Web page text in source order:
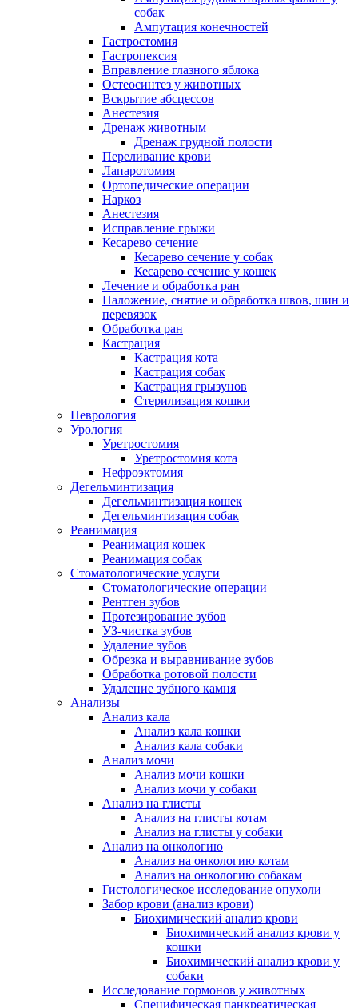
собак
Ампутация конечностей
Гастростомия
Гастропексия
Вправление глазного яблока
Остеосинтез у животных
Вскрытие абсцессов
Анестезия
Дренаж животным
Дренаж грудной полости
Переливание крови
Лапаротомия
Ортопедические операции
Наркоз
Анестезия
Исправление грыжи
Кесарево сечение
Кесарево сечение у собак
Кесарево сечение у кошек
Лечение и обработка ран
Наложение, снятие и обработка швов, шин и
перевязок
Обработка ран
Кастрация
Кастрация кота
Кастрация собак
Кастрация грызунов
Стерилизация кошки
Неврология
Урология
Уретростомия
Уретростомия кота
Нефроэктомия
Дегельминтизация
Дегельминтизация кошек
Дегельминтизация собак
Реанимация
Реанимация кошек
Реанимация собак
Стоматологические услуги
Стоматологические операции
Рентген зубов
Протезирование зубов
УЗ-чистка зубов
Удаление зубов
Обрезка и выравнивание зубов
Обработка ротовой полости
Удаление зубного камня
Анализы
Анализ кала
Анализ кала кошки
Анализ кала собаки
Анализ мочи
Анализ мочи кошки
Анализ мочи у собаки
Анализ на глисты
Анализ на глисты котам
Анализ на глисты у собаки
Анализ на онкологию
Анализ на онкологию котам
Анализ на онкологию собакам
Гистологическое исследование опухоли
Забор крови (анализ крови)
Биохимический анализ крови
Биохимический анализ крови у
кошки
Биохимический анализ крови у
собаки
Исследование гормонов у животных
Специфическая панкреатическая